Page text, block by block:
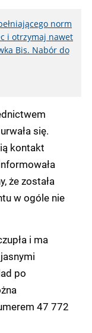
norm
i otrzymaj nawet
Bis. Nabór do
się.
kontakt
że została
w ogóle nie
i ma
po
47 772